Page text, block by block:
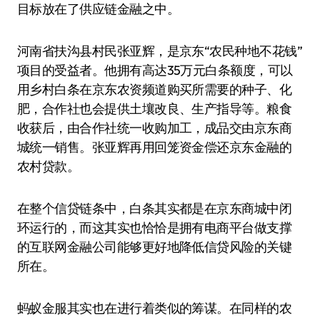
目标放在了供应链金融之中。
河南省扶沟县村民张亚辉，是京东“农民种地不花钱”
项目的受益者。他拥有高达35万元白条额度，可以
用乡村白条在京东农资频道购买所需要的种子、化
肥，合作社也会提供土壤改良、生产指导等。粮食
收获后，由合作社统一收购加工，成品交由京东商
城统一销售。张亚辉再用回笼资金偿还京东金融的
农村贷款。
在整个信贷链条中，白条其实都是在京东商城中闭
环运行的，而这其实也恰恰是拥有电商平台做支撑
的互联网金融公司能够更好地降低信贷风险的关键
所在。
蚂蚁金服其实也在进行着类似的筹谋。在同样的农